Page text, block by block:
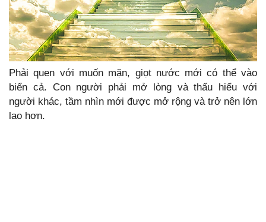
Phải quen với muốn mặn, giọt nước mới có thể vào
biển cả. Con người phải mở lòng và thấu hiểu với
người khác, tầm nhìn mới được mở rộng và trở nên lớn
lao hơn.